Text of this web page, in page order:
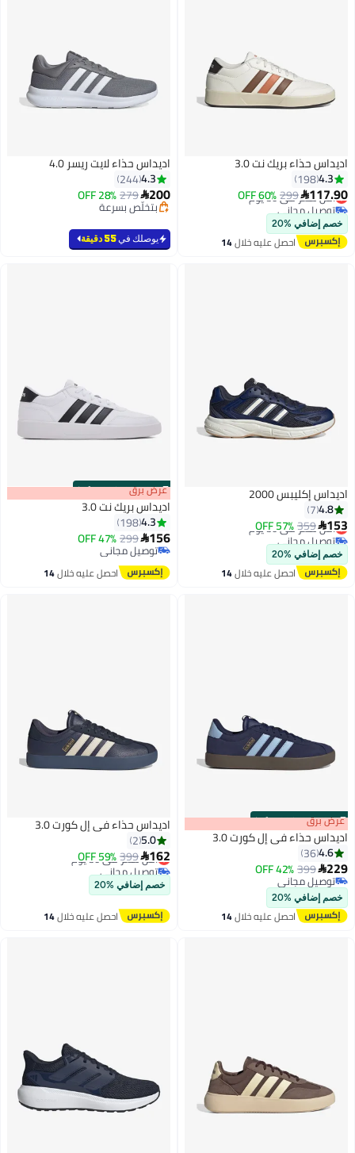
6
اديداس حذاء بريك نت 3.0
4.3
198
117.90
299
60% OFFأقل سعر في 30 يوم
توصيل مجاني
أقل سعر في 30 يوم
خصم إضافي %20
احصل عليه خلال14
6
اديداس حذاء لايت ريسر 4.0
4.3
244
200
279
28% OFF
بتخلّص بسرعة
بتخلّص بسرعة
يوصلك في55 دقيقة
اديداس إكليبس 2000
4.8
7
153
359
57% OFF
أقل سعر في 30 يوم
توصيل مجاني
أقل سعر في 30 يوم
خصم إضافي %20
احصل عليه خلال14
00m:00s
·
100% Left عرض برق
اديداس بريك نت 3.0
4.3
198
156
299
47% OFF
توصيل مجاني
توصيل مجاني
احصل عليه خلال14
00m:00s
·
100% Left عرض برق
اديداس حذاء في إل كورت 3.0
4.6
36
229
399
42% OFF
توصيل مجاني
توصيل مجاني
خصم إضافي %20
احصل عليه خلال14
اغسطس
2
اديداس حذاء في إل كورت 3.0
5.0
2
162
399
59% OFF
أقل سعر في 30 يوم
توصيل مجاني
أقل سعر في 30 يوم
خصم إضافي %20
احصل عليه خلال14
اغسطس